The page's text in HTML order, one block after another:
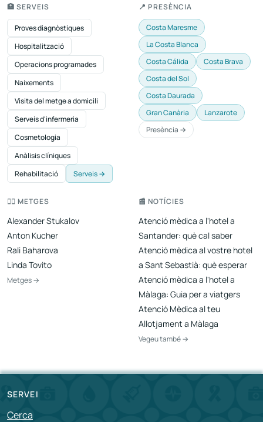
🏥 SERVEIS
Proves diagnòstiques
Hospitalització
Operacions programades
Naixements
Visita del metge a domicili
Serveis d'infermeria
Cosmetologia
Anàlisis clíniques
Rehabilitació
Serveis →
📍 PRESÈNCIA
Costa Maresme
La Costa Blanca
Costa Cálida
Costa Brava
Costa del Sol
Costa Daurada
Gran Canària
Lanzarote
Presència →
👨‍⚕️ METGES
Alexander Stukalov
Anton Kucher
Rali Baharova
Linda Tovito
Metges →
📰 NOTÍCIES
Atenció mèdica a l'hotel a
Santander: què cal saber
Atenció mèdica al vostre hotel
a Sant Sebastià: què esperar
Atenció mèdica a l'hotel a
Màlaga: Guia per a viatgers
Atenció Mèdica al teu
Allotjament a Màlaga
Vegeu també →
SERVEI
Cerca